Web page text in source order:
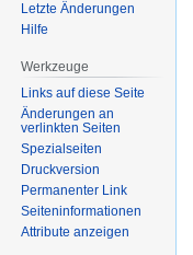
Letzte Änderungen
Hilfe
Werkzeuge
Links auf diese Seite
Änderungen an
verlinkten Seiten
Spezialseiten
Druckversion
Permanenter Link
Seiten­informationen
Attribute anzeigen